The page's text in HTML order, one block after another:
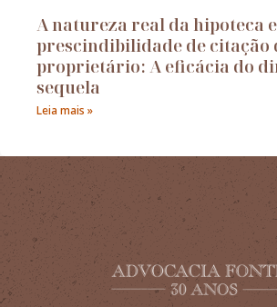
A natureza real da hipoteca
prescindibilidade de citação
proprietário: A eficácia do
sequela
Leia mais »